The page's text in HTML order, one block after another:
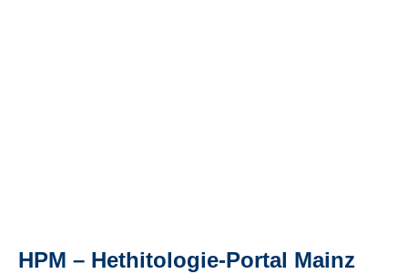
HPM – Hethitologie-Portal Mainz